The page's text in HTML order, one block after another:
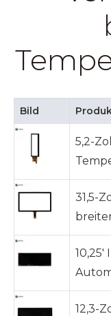
Bild
5,2-
31,5-
10,25'
12,3-